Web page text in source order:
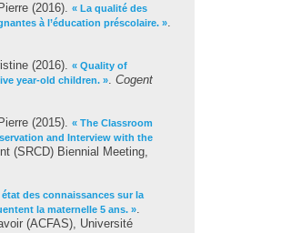
(2016). « La qualité des
à l’éducation préscolaire. ».
(2016). « Quality of
year-old children. ». Cogent
(2015). « The Classroom
and Interview with the
(SRCD) Biennial Meeting,
état des connaissances sur la
la maternelle 5 ans. ».
(ACFAS), Université